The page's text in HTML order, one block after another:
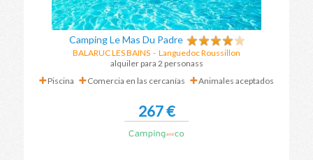
Camping Le Mas Du Padre
BALARUC LES BAINS - Languedoc Roussillon
alquiler para 2 personass
Piscina
Comercia en las cercanías Animales aceptados
267 €